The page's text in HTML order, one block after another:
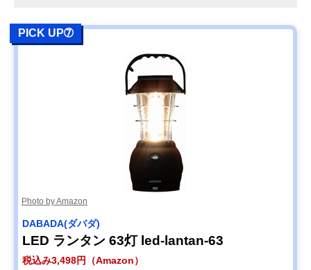
PICK UP➆
Photo by Amazon
DABADA(ダバダ)
LED ランタン 63灯 led-lantan-63
税込み3,498円（Amazon）